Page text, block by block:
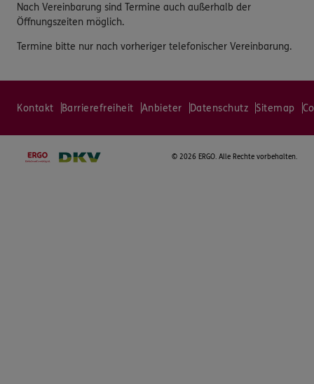
Nach Vereinbarung sind Termine auch außerhalb der
Öffnungszeiten möglich.
Termine bitte nur nach vorheriger telefonischer Vereinbarung.
Kontakt Barrierefreiheit Anbieter Datenschutz Sitemap
© 2026 ERGO. Alle Rechte vorbehalten.